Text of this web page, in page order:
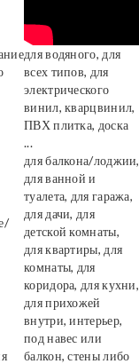
для водяного, для
всех типов, для
электрического
винил, кварцвинил,
ПВХ плитка, доска
...
для балкона/лоджии,
для ванной и
туалета, для гаража,
для дачи, для
детской комнаты,
для квартиры, для
комнаты, для
коридора, для кухни,
для прихожей
внутри, интерьер,
под навес или
балкон, стены либо